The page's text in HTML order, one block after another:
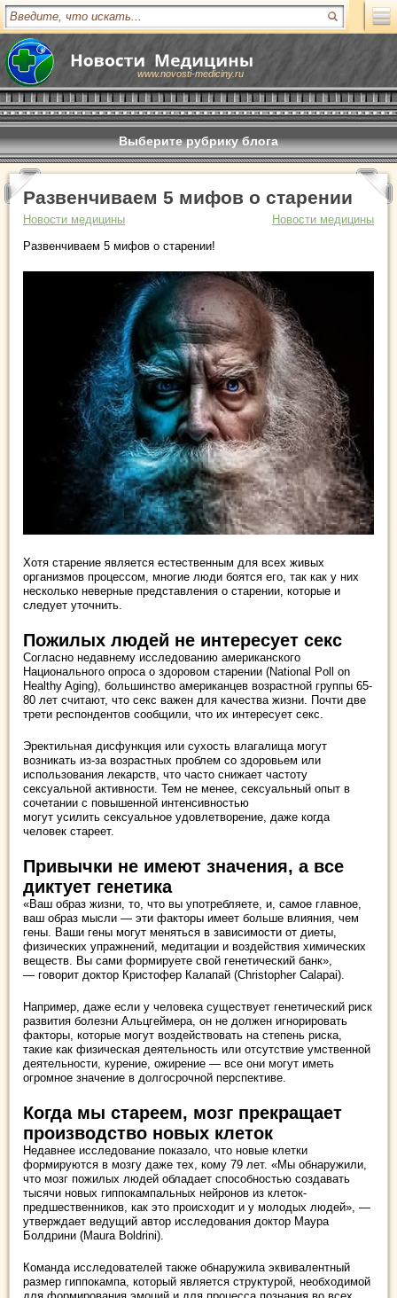
www.novosti-mediciny.ru
Выберите рубрику блога
Развенчиваем 5 мифов о старении
Новости медицины
Новости медицины
Развенчиваем 5 мифов о старении!
Хотя старение является естественным для всех живых
организмов процессом, многие люди боятся его, так как у них
несколько неверные представления о старении, которые и
следует уточнить.
Пожилых людей не интересует секс
Согласно недавнему исследованию американского
Национального опроса о здоровом старении (National Poll on
Healthy Aging), большинство американцев возрастной группы 65-
80 лет считают, что секс важен для качества жизни. Почти две
трети респондентов сообщили, что их интересует секс.
Эректильная дисфункция или сухость влагалища могут
возникать из-за возрастных проблем со здоровьем или
использования лекарств, что часто снижает частоту
сексуальной активности. Тем не менее, сексуальный опыт в
сочетании с повышенной интенсивностью
могут усилить сексуальное удовлетворение, даже когда
человек стареет.
Привычки не имеют значения, а все
диктует генетика
«Ваш образ жизни, то, что вы употребляете, и, самое главное,
ваш образ мысли — эти факторы имеет больше влияния, чем
гены. Ваши гены могут меняться в зависимости от диеты,
физических упражнений, медитации и воздействия химических
веществ. Вы сами формируете свой генетический банк»,
— говорит доктор Кристофер Калапай (Christopher Calapai).
Например, даже если у человека существует генетический риск
развития болезни Альцгеймера, он не должен игнорировать
факторы, которые могут воздействовать на степень риска,
такие как физическая деятельность или отсутствие умственной
деятельности, курение, ожирение — все они могут иметь
огромное значение в долгосрочной перспективе.
Когда мы стареем, мозг прекращает
производство новых клеток
Недавнее исследование показало, что новые клетки
формируются в мозгу даже тех, кому 79 лет. «Мы обнаружили,
что мозг пожилых людей обладает способностью создавать
тысячи новых гиппокампальных нейронов из клеток-
предшественников, как это происходит и у молодых людей», —
утверждает ведущий автор исследования доктор Маура
Болдрини (Maura Boldrini).
Команда исследователей также обнаружила эквивалентный
размер гиппокампа, который является структурой, необходимой